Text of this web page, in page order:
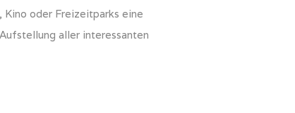
oder Freizeitparks eine
aller interessanten